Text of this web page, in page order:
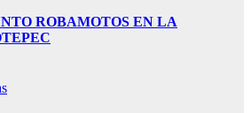
ROBAMOTOS EN LA